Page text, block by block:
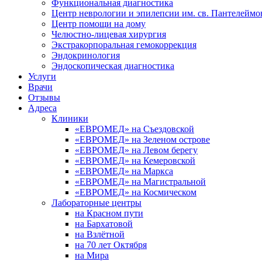
Функциональная диагностика
Центр неврологии и эпилепсии им. св.
Центр помощи на дому
Челюстно-лицевая хирургия
Экстракорпоральная гемокоррекция
Эндокринология
Эндоскопическая диагностика
Услуги
Врачи
Отзывы
Адреса
Клиники
«ЕВРОМЕД» на Съездовской
«ЕВРОМЕД» на Зеленом острове
«ЕВРОМЕД» на Левом берегу
«ЕВРОМЕД» на Кемеровской
«ЕВРОМЕД» на Маркса
«ЕВРОМЕД» на Магистральной
«ЕВРОМЕД» на Космическом
Лабораторные центры
на Красном пути
на Бархатовой
на Взлётной
на 70 лет Октября
на Мира